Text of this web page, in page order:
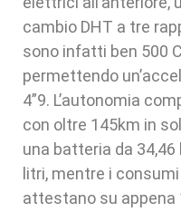
cambio DHT a tre
sono infatti ben 500
permettendo
4”9. L’autonomia
con oltre 145km in
una batteria da 34,46
litri, mentre i
attestano su appena